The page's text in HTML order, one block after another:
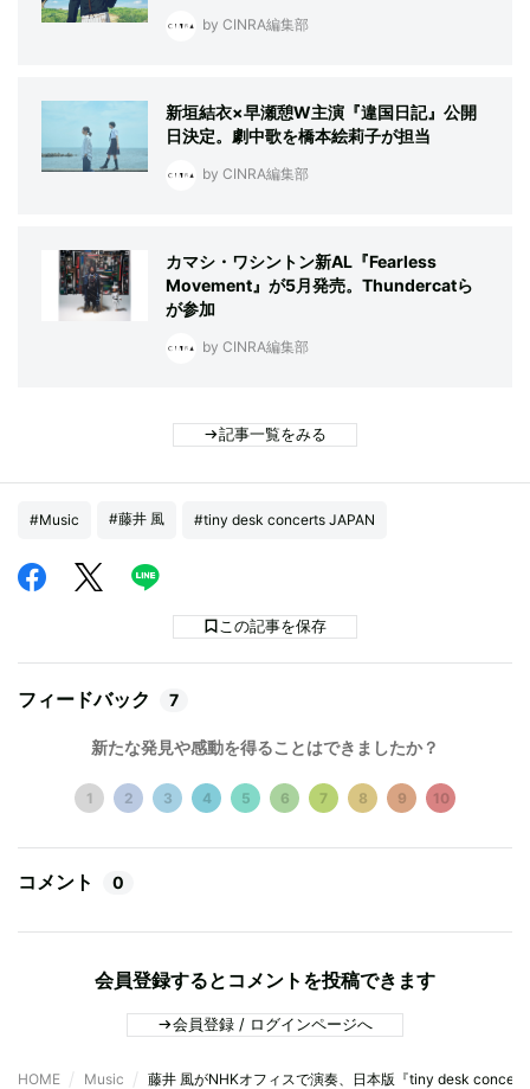
by CINRA編集部
新垣結衣×早瀬憩W主演『違国日記』公開
日決定。劇中歌を橋本絵莉子が担当
by CINRA編集部
カマシ・ワシントン新AL『Fearless
Movement』が5月発売。Thundercatら
が参加
by CINRA編集部
記事一覧をみる
#Music #藤井 風 #tiny desk concerts JAPAN
この記事を保存
フィードバック 7
新たな発見や感動を得ることはできましたか？
1 2 3 4 5 6 7 8 9 10
コメント 0
会員登録するとコメントを投稿できます
会員登録 / ログインページへ
HOME Music 藤井 風がNHKオフィスで演奏、日本版『tiny desk